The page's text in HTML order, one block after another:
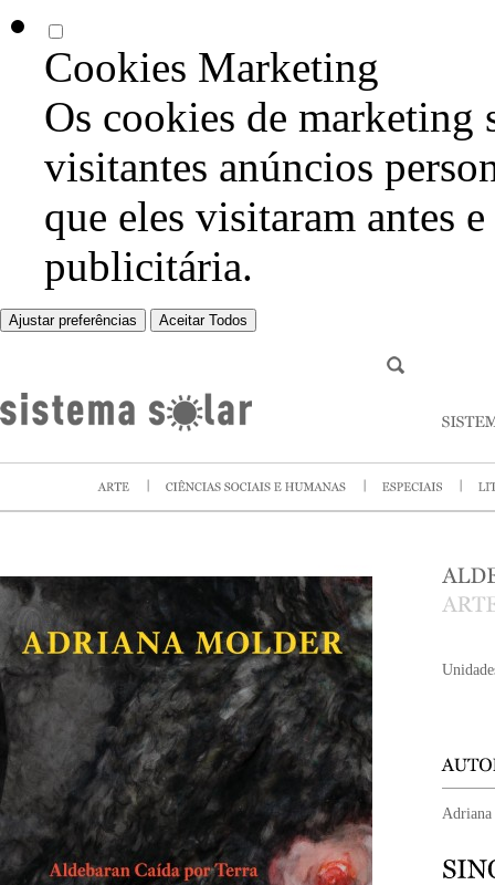
Cookies Marketing
Os cookies de marketing
visitantes anúncios
que eles visitaram antes
publicitária.
Ajustar preferências Aceitar Todos